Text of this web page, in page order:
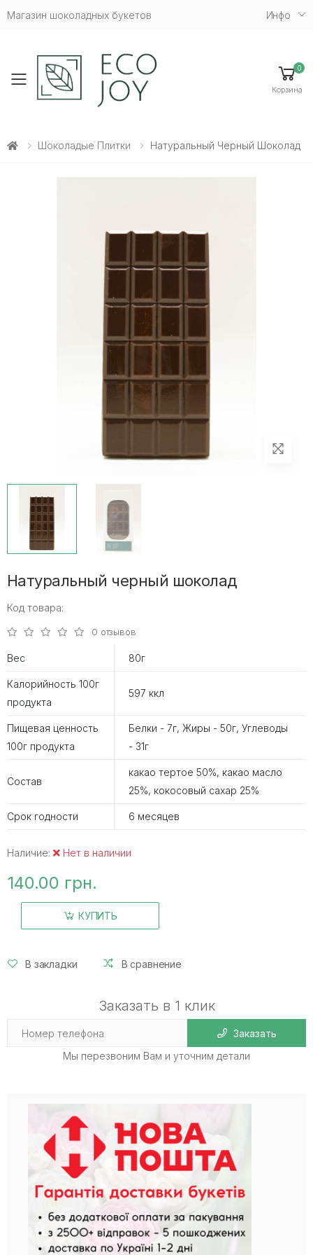
Магазин шоколадных букетов Инфо
Toggle mobile menu
0
Корзина
Шоколадые Плитки Натуральный Черный Шоколад
Натуральный черный шоколад
Код товара:
0 отзывов
Вес 80г
Калорийность 100г
продукта
597 ккл
Пищевая ценность
100г продукта
Белки - 7г, Жиры - 50г, Углеводы
- 31г
Состав
какао тертое 50%, какао масло
25%, кокосовый сахар 25%
Срок годности 6 месяцев
Наличие: Нет в наличии
140.00 грн.
КУПИТЬ
В закладки В сравнение
Заказать в 1 клик
Заказать
Мы перезвоним Вам и уточним детали